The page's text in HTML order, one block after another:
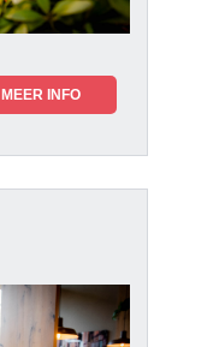
MEER INFO